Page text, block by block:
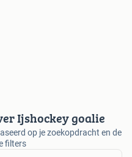
Ijshockey goalie
op je zoekopdracht en de
filters